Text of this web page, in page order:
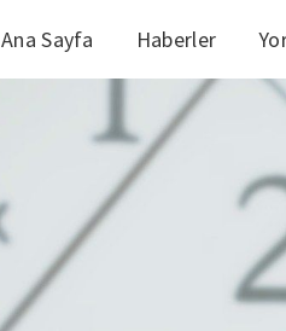
Ana Sayfa Haberler